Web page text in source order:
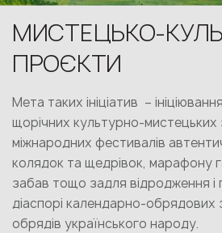
МИСТЕЦЬКО-
ПРОЄКТИ
Мета таких ініціатив –
щорічних культурно-мистецьких
міжнародних фестивалів
колядок та щедрівок, марафону
забав тощо задля відродження і
діаспорі календарно-обрядових
обрядів українського народу.